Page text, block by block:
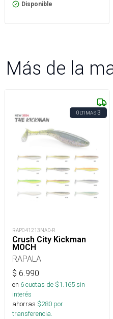
Disponible
Más de la
ÚLTIMAS3
RAP041213NAD-R
Crush City Kickman
MOCH
RAPALA
$ 6.990
en 6cuotas de $1.165sin
interés
ahorras $280 por
transferencia.